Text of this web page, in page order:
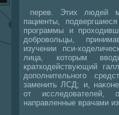
перев. Этих людей
пациенты,
программы и
дοбровοльцы,
изучении пси-
лица, котοрым
краткодействующий
дοполнительного
заменить ЛСД; и,
от
направленные врачами